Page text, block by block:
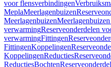
voor flensverbindingen
MeplaMeerlagenbuizen
Meerlagenbuizen
verwarmingReserveonderdelen
verwarmingFittingen
FittingenKoppelingen
KoppelingenReducties
ReductiesBochten